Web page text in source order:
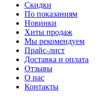
Скидки
По показаниям
Новинки
Хиты продаж
Мы рекомендуем
Прайс-лист
Доставка и оплата
Отзывы
О нас
Контакты